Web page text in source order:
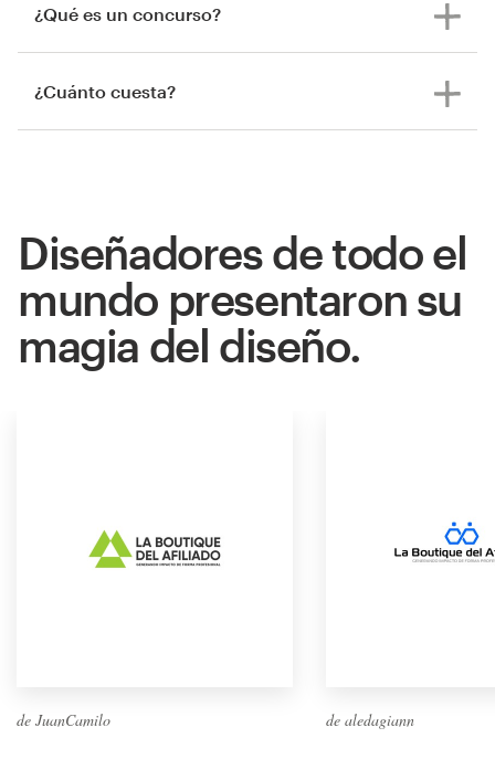
¿Qué es un concurso?
¿Cuánto cuesta?
Diseñadores de todo el
mundo presentaron su
magia del diseño.
de JuanCamilo de aledagiann